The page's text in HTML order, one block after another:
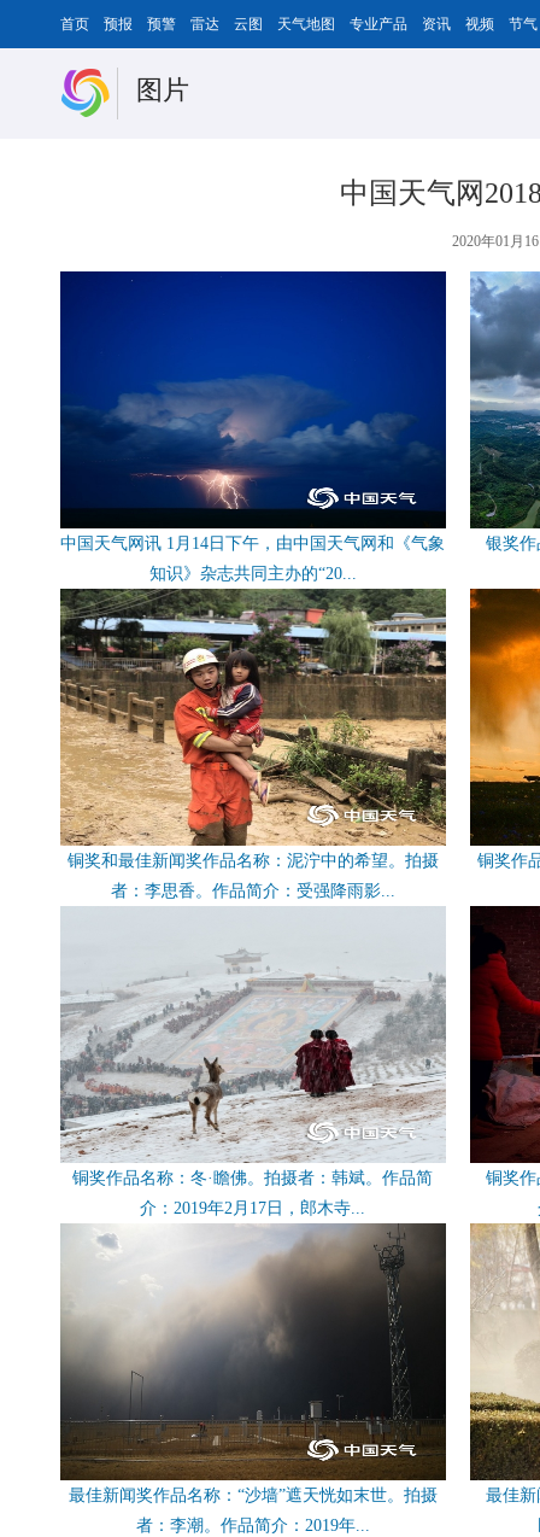
首页 预报 预警 雷达 云图 天气地图 专业产品 资讯 视频 节气
图片
中国天气网
2020年01月
中国天气网讯 1月14日下午，由中国天气网和《气象
知识》杂志共同主办的“20...
银奖
铜奖和最佳新闻奖作品名称：泥泞中的希望。拍摄
者：李思香。作品简介：受强降雨影...
铜奖作
铜奖作品名称：冬·瞻佛。拍摄者：韩斌。作品简
介：2019年2月17日，郎木寺...
铜奖
最佳新闻奖作品名称：“沙墙”遮天恍如末世。拍摄
者：李潮。作品简介：2019年...
最佳